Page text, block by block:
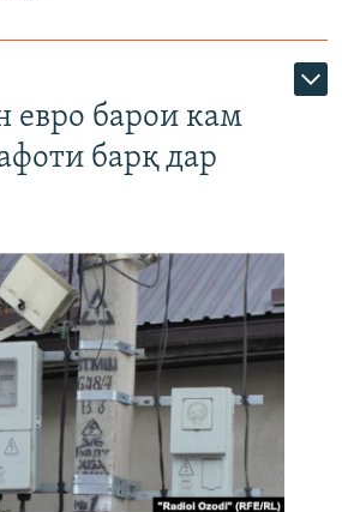
евро барои кам
барқ дар